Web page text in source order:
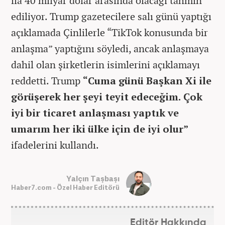
ediliyor. Trump gazetecilere salı günü yaptığı
açıklamada Çinlilerle “TikTok konusunda bir
anlaşma” yaptığını söyledi, ancak anlaşmaya
dahil olan şirketlerin isimlerini açıklamayı
reddetti. Trump “Cuma günü Başkan Xi ile
görüşerek her şeyi teyit edeceğim. Çok
iyi bir ticaret anlaşması yaptık ve
umarım her iki ülke için de iyi olur”
ifadelerini kullandı.
Yalçın Taşbaşı
Haber7.com - Özel Haber Editörü
Editör Hakkında